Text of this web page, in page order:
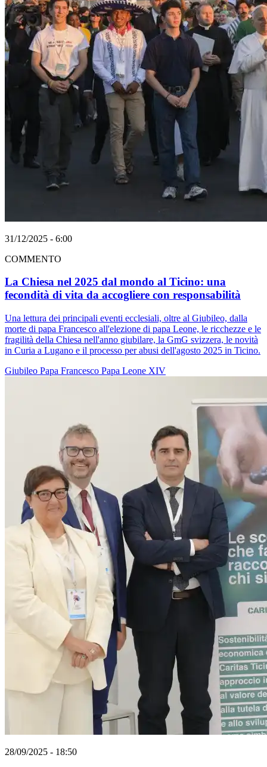
31/12/2025 - 6:00
COMMENTO
La Chiesa nel 2025 dal mondo al Ticino: una
fecondità di vita da accogliere con responsabilità
Una lettura dei principali eventi ecclesiali, oltre al Giubileo, dalla
morte di papa Francesco all'elezione di papa Leone, le ricchezze e le
fragilità della Chiesa nell'anno giubilare, la GmG svizzera, le novità
in Curia a Lugano e il processo per abusi dell'agosto 2025 in Ticino.
Giubileo Papa Francesco Papa Leone XIV
28/09/2025 - 18:50